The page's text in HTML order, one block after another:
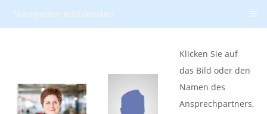
Navigation einblenden
Klicken Sie auf
das Bild oder den
Namen des
Ansprechpartners,